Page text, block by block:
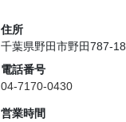
住所
千葉県野田市野田787-18
電話番号
04-7170-0430
営業時間